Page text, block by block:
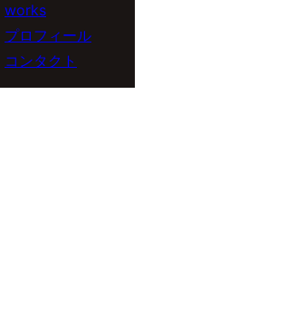
works
プロフィール
コンタクト